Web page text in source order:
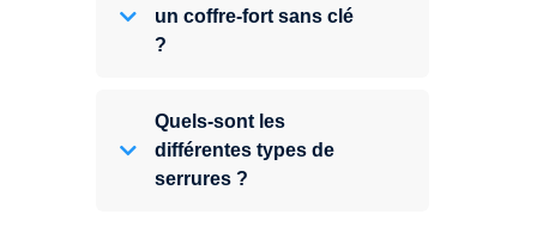
un coffre-fort sans clé
?
Quels-sont les
différentes types de
serrures ?